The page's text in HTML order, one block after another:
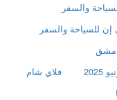
والسفر
إن للسياحة والسفر
فلاي شام